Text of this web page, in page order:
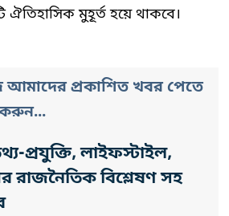
ঐতিহাসিক মুহূর্ত হয়ে থাকবে।
প্রকাশিত খবর পেতে
করুন...
প্রযুক্তি, লাইফস্টাইল,
রাজনৈতিক বিশ্লেষণ সহ